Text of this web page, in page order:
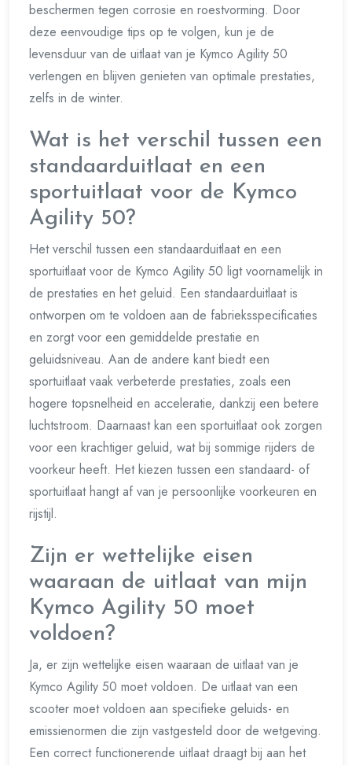
beschermen tegen corrosie en roestvorming. Door
deze eenvoudige tips op te volgen, kun je de
levensduur van de uitlaat van je Kymco Agility 50
verlengen en blijven genieten van optimale prestaties,
zelfs in de winter.
Wat is het verschil tussen een
standaarduitlaat en een
sportuitlaat voor de Kymco
Agility 50?
Het verschil tussen een standaarduitlaat en een
sportuitlaat voor de Kymco Agility 50 ligt voornamelijk in
de prestaties en het geluid. Een standaarduitlaat is
ontworpen om te voldoen aan de fabrieksspecificaties
en zorgt voor een gemiddelde prestatie en
geluidsniveau. Aan de andere kant biedt een
sportuitlaat vaak verbeterde prestaties, zoals een
hogere topsnelheid en acceleratie, dankzij een betere
luchtstroom. Daarnaast kan een sportuitlaat ook zorgen
voor een krachtiger geluid, wat bij sommige rijders de
voorkeur heeft. Het kiezen tussen een standaard- of
sportuitlaat hangt af van je persoonlijke voorkeuren en
rijstijl.
Zijn er wettelijke eisen
waaraan de uitlaat van mijn
Kymco Agility 50 moet
voldoen?
Ja, er zijn wettelijke eisen waaraan de uitlaat van je
Kymco Agility 50 moet voldoen. De uitlaat van een
scooter moet voldoen aan specifieke geluids- en
emissienormen die zijn vastgesteld door de wetgeving.
Een correct functionerende uitlaat draagt bij aan het